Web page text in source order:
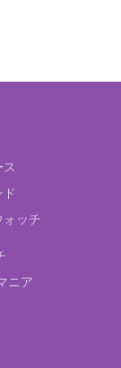
ッチ
ニア